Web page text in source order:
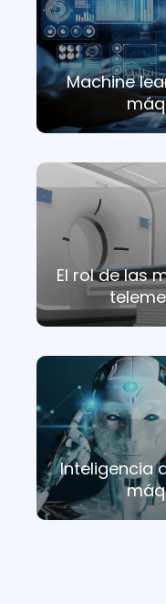
Machine
El rol de las
Inteligencia